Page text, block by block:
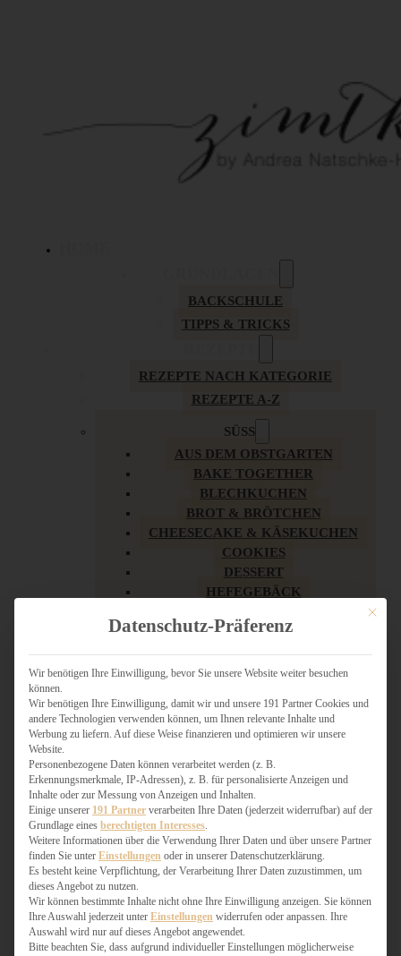
BACKSCHULE
TIPPS & TRICKS
REZEPTE NACH KATEGORIE
REZEPTE A-Z
SÜSS
AUS DEM OBSTGARTEN
BAKE TOGETHER
BLECHKUCHEN
BROT & BRÖTCHEN
CHEESECAKE & KÄSEKUCHEN
COOKIES
DESSERT
HEFEGEBÄCK
KUCHEN
LOW CARB & GESÜNDER
MY AMERICAN BAKERY
SCHOKOLADIGES
SÜSSES HAUPTGERICHT
TÖRTCHEN
VEGAN SÜSS
WEIHNACHTSBÄCKEREI
HERZHAFT
BURGER & SANDWICHES
FIX AUF DEM TISCH
FLEISCH & FISCH
Mit
Datenschutz-Präferenz
Wir benötigen Ihre Einwilligung, bevor Sie unsere Website weiter besuchen
können.
Wir benötigen Ihre Einwilligung, damit wir und unsere 191 Partner Cookies und
andere Technologien verwenden können, um Ihnen relevante Inhalte und
Werbung zu liefern. Auf diese Weise finanzieren und optimieren wir unsere
Website.
Personenbezogene Daten können verarbeitet werden (z. B.
Erkennungsmerkmale, IP-Adressen), z. B. für personalisierte Anzeigen und
Inhalte oder zur Messung von Anzeigen und Inhalten.
Einige unserer 191 Partner verarbeiten Ihre Daten (jederzeit widerrufbar) auf der
Grundlage eines berechtigten Interesses
Weitere Informationen über die Verwendung Ihrer Daten und über unsere Partner
finden Sie unter Einstellungen oder in unserer Datenschutzerklärung.
Es besteht keine Verpflichtung, der Verarbeitung Ihrer Daten zuzustimmen, um
dieses Angebot zu nutzen.
Wir können bestimmte Inhalte nicht ohne Ihre Einwilligung anzeigen. Sie können
Ihre Auswahl jederzeit unter Einstellungen widerrufen oder anpassen. Ihre
Auswahl wird nur auf dieses Angebot angewendet.
Bitte beachten Sie, dass aufgrund individueller Einstellungen möglicherweise